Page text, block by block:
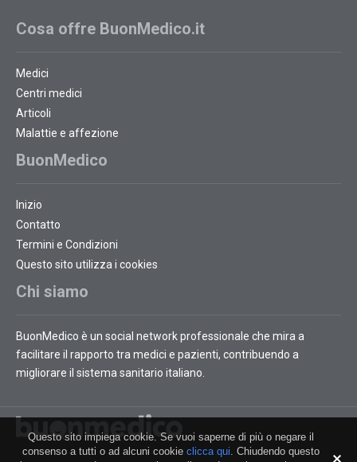
Cosa offre BuonMedico.it
Medici
Centri medici
Articoli
Malattie e affezione
BuonMedico
Inizio
Contatto
Termini e Condizioni
Questo sito utilizza i cookies
Chi siamo
BuonMedico è un social network professionale che mira a
facilitare il rapporto tra medici e pazienti, contribuendo a
migliorare il sistema sanitario italiano.
Questo sito impiega cookie. Se vuoi saperne di più o negare il
consenso a tutti o ad alcuni cookie clicca qui. Chiudendo questo